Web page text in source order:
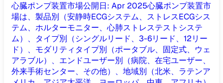
心臓ポンプ装置市場公開日: Apr 2025心臓ポンプ装置市
場は、製品別（安静時ECGシステム、ストレスECGシス
テム、ホルターモニター、心肺ストレステストシステ
ム）、タイプ別（シングルリード、3-6リード、12リー
ド）、モダリティタイプ別（ポータブル、固定式、ウェ
アラブル）、エンドユーザー別（病院、在宅ユーザー、
外来手術センター、その他）、地域別（北米、ラテンア